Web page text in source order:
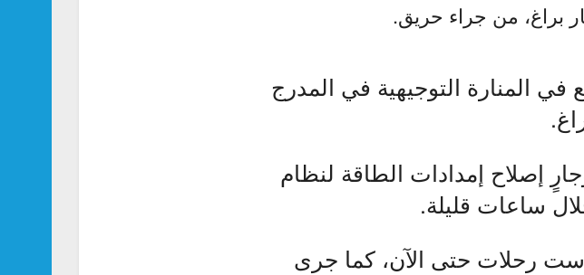
براغ، من جراء حريق.
المنارة التوجيهية في المدرج
إصلاح إمدادات الطاقة لنظام
ساعات قليلة.
14 رحلة وتأجيل ست رحلات حتى الآن، كما جرى